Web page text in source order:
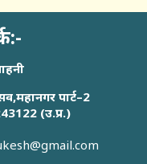
पार्ट–2
(उ.प्र.)